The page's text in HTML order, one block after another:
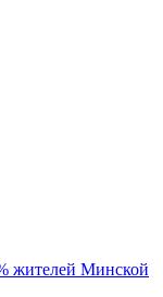
жителей Минской